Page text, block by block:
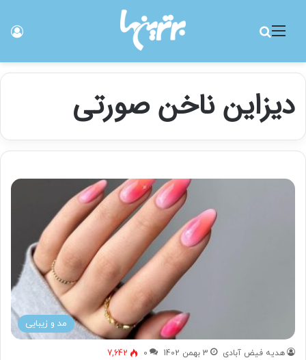
منو
دیزاین ناخن صورتی
مد و زیبایی
هدیه فیض آبادی 3 بهمن 1402 0
7,642